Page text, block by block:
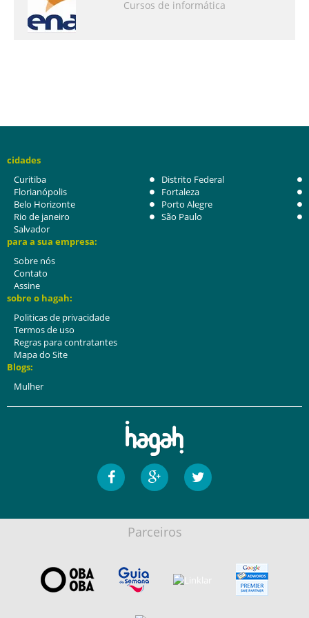
Cursos de informática
cidades
Curitiba
Distrito Federal
Florianópolis
Fortaleza
Belo Horizonte
Porto Alegre
Rio de janeiro
São Paulo
Salvador
para a sua empresa:
Sobre nós
Contato
Assine
sobre o hagah:
Politicas de privacidade
Termos de uso
Regras para contratantes
Mapa do Site
Blogs:
Mulher
Parceiros